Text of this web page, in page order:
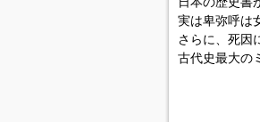
実は卑弥呼は
さらに、死因
古代史最大の